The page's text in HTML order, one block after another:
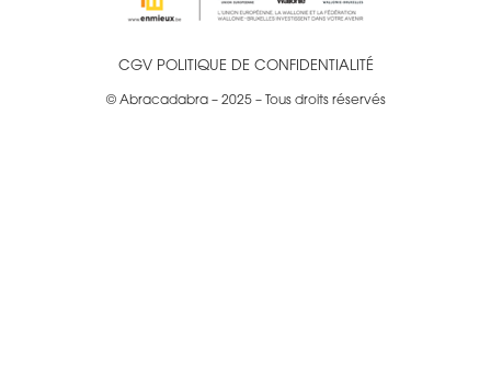
CGV POLITIQUE DE CONFIDENTIALITÉ
© Abracadabra – 2025 – Tous droits réservés